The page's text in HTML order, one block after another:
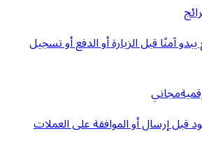
رائج
آمنًا قبل الزيارة أو الدفع أو تسجيل
مجاني
قبل إرسال أو الموافقة على العملات